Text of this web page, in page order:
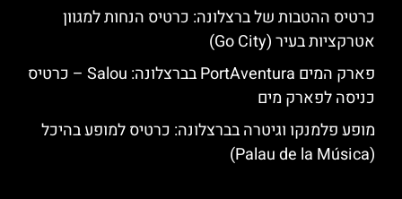
כרטיס ההטבות של ברצלונה: כרטיס הנחות למגוון
אטרקציות בעיר (Go City)
פארק המים PortAventura בברצלונה: Salou – כרטיס
כניסה לפארק מים
מופע פלמנקו וגיטרה בברצלונה: כרטיס למופע בהיכל
(Palau de la Música)